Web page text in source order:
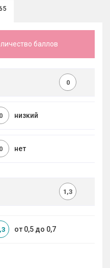
баллов
0
низкий
0
нет
0
1,3
от 0,5 до 0,7